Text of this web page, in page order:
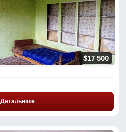
$17 500
Детальніше